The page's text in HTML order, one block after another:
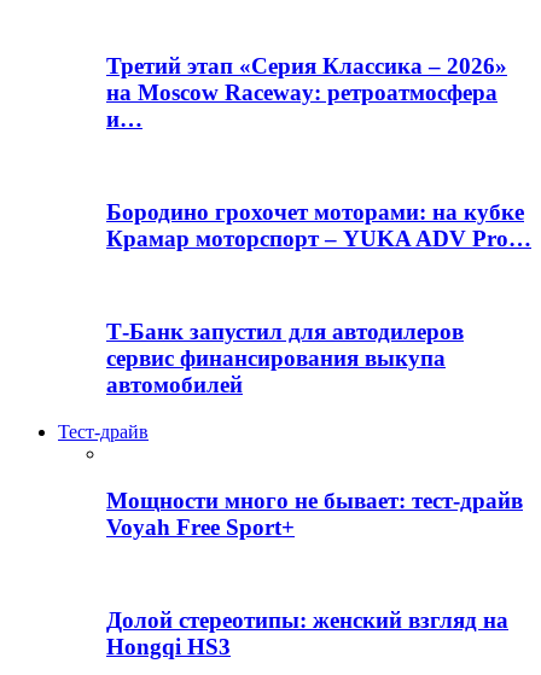
Третий этап «Серия Классика – 2026»
на Moscow Raceway: ретроатмосфера
и…
Бородино грохочет моторами: на кубке
Крамар моторспорт – YUKA ADV Pro…
Т-Банк запустил для автодилеров
сервис финансирования выкупа
автомобилей
Тест-драйв
Мощности много не бывает: тест-драйв
Voyah Free Sport+
Долой стереотипы: женский взгляд на
Hongqi HS3